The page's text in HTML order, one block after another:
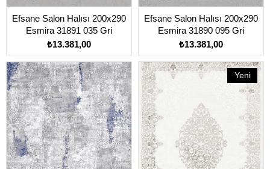
Efsane Salon Halısı 200x290
Esmira 31891 035 Gri
₺13.381,00
Efsane Salon Halısı 200x290
Esmira 31890 095 Gri
₺13.381,00
Yeni
Ürün